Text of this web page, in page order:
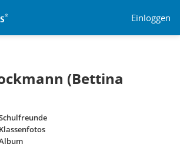
Einloggen
(Bettina
Klassenfotos